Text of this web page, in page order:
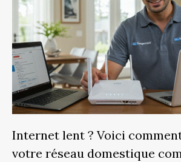
Internet lent ? Voici
votre réseau domestique